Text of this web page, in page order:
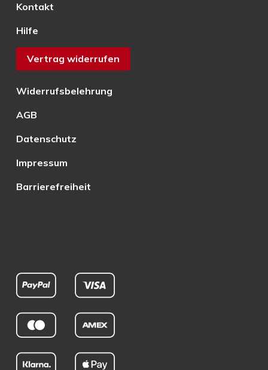
Kontakt
Hilfe
Vertrag widerrufen
Widerrufsbelehrung
AGB
Datenschutz
Impressum
Barrierefreiheit